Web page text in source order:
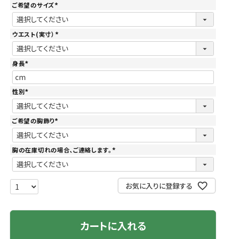
ご希望のサイズ
(
必
須
)
ウエスト(実寸）
(
必
須
)
身長
(
必
須
)
性別
(
必
須
)
ご希望の胸飾り
(
必
須
)
胸の在庫切れの場合、ご連絡します。
(
)
お気に入りに登録する
カートに入れる